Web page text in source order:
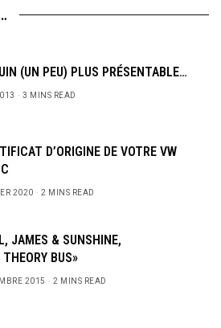
(UN PEU) PLUS PRÉSENTABLE…
3 MINS READ
D’ORIGINE DE VOTRE VW
2020 2 MINS READ
JAMES & SUNSHINE,
THEORY BUS»
2015 2 MINS READ